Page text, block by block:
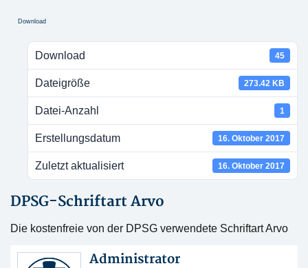
Download
Download 45
Dateigröße 273.42 KB
Datei-Anzahl 1
Erstellungsdatum 16. Oktober 2017
Zuletzt aktualisiert 16. Oktober 2017
DPSG-Schriftart Arvo
Die kostenfreie von der DPSG verwendete Schriftart Arvo
Administrator